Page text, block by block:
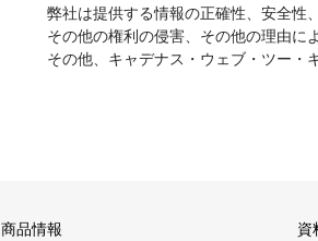
弊社は提供する情報の正確性、安全性
その他の権利の侵害、その他の理由に
その他、キャデナス・ウェブ・ツー・
商品情報 資